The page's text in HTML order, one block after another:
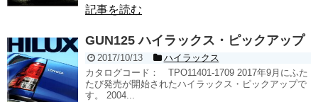
記事を読む
GUN125 ハイラックス・ピックアップ
2017/10/13
ハイラックス
カタログコード： TPO11401-1709 2017年9月にふた
たび発売が開始されたハイラックス・ピックアップで
す。 2004...